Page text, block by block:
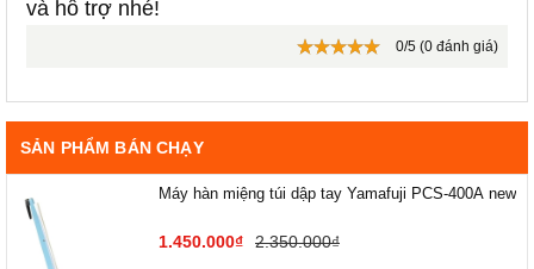
và hỗ trợ nhé!
0/5 (0 đánh giá)
SẢN PHẨM BÁN CHẠY
Máy hàn miệng túi dập tay Yamafuji PCS-400A new
1.450.000₫ 2.350.000₫